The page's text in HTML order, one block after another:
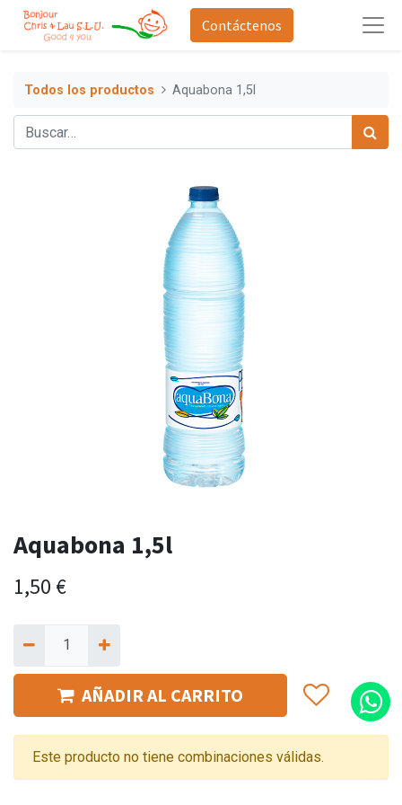
Contáctenos
Todos los productos Aquabona 1,5l
Aquabona 1,5l
1,50 €
AÑADIR AL CARRITO
Este producto no tiene combinaciones válidas.